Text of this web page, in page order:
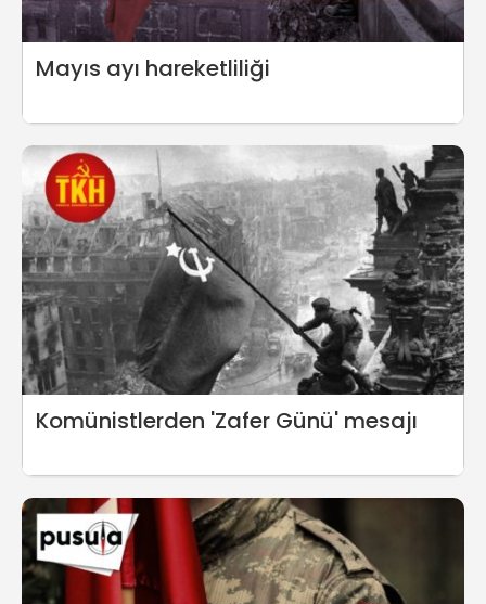
Mayıs ayı hareketliliği
Komünistlerden 'Zafer Günü' mesajı